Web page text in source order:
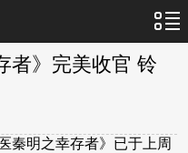
者》完美收官 铃
秦明之幸存者》已于上周